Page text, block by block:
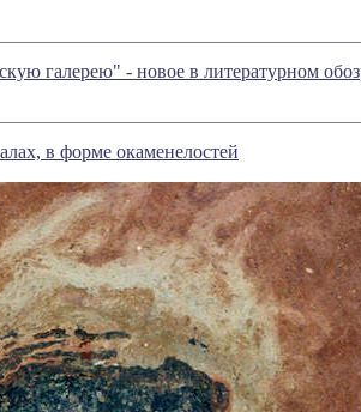
галерею" - новое в литературном
в форме окаменелостей